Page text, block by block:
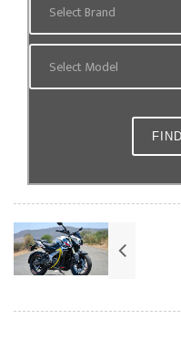
Select Brand
Select Model